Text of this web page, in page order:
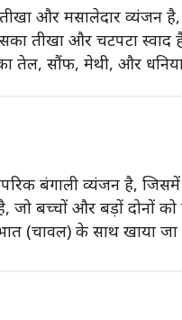
और मसालेदार व्यंजन
तीखा और चटपटा स्वाद
तेल, सौंफ, मेथी, और
बंगाली व्यंजन है,
जो बच्चों और बड़ों दोनों
(चावल) के साथ खाया